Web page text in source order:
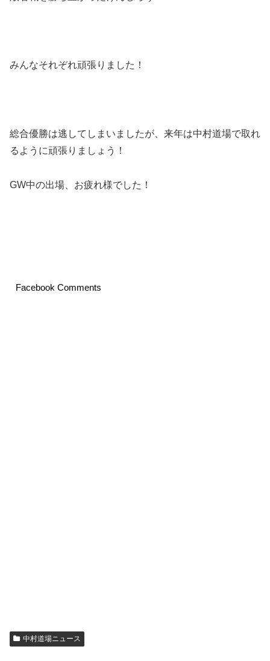
みんなそれぞれ頑張りました！
総合優勝は逃してしまいましたが、来年は中村道場で取れ
るように頑張りましょう！
GW中の出場、お疲れ様でした！
Facebook Comments
中村道場ニュース